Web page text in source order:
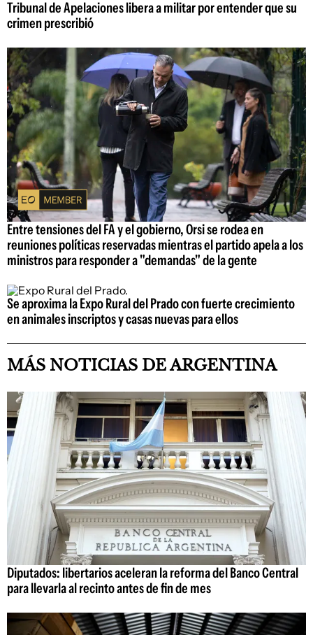
Tribunal de Apelaciones libera a militar por entender que su
crimen prescribió
Entre tensiones del FA y el gobierno, Orsi se rodea en
reuniones políticas reservadas mientras el partido apela a los
ministros para responder a "demandas" de la gente
Se aproxima la Expo Rural del Prado con fuerte crecimiento
en animales inscriptos y casas nuevas para ellos
MÁS NOTICIAS DE ARGENTINA
Diputados: libertarios aceleran la reforma del Banco Central
para llevarla al recinto antes de fin de mes